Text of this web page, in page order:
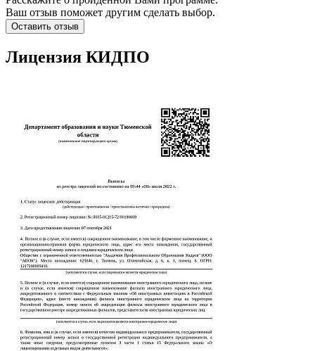
Ваш отзыв поможет другим сделать выбор.
Оставить отзыв
Лицензия КИДПО